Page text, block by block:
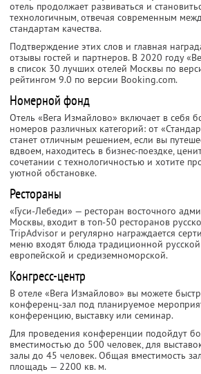
отель продолжает развиваться и
технологичным, отвечая современным
стандартам качества.
Подтверждение этих слов и главная
отзывы гостей и партнеров. В 2020 году
в список 30 лучших отелей Москвы по
рейтингом 9.0 по версии Booking.com.
Номерной фонд
Отель «Вега Измайлово» включает в себя
номеров различных категорий: от
станет отличным решением, если вы
вдвоем, находитесь в бизнес-поездке,
сочетании с технологичностью и хотите
уютной обстановке.
Рестораны
«Гуси-Лебеди» — ресторан восточного
Москвы, входит в топ-50 ресторанов
TripAdvisor и регулярно награждается
меню входят блюда традиционной
европейской и средиземноморской.
Конгресс-центр
В отеле «Вега Измайлово» вы можете
конференц-зал под планируемое
конференцию, выставку или семинар.
Для проведения конференции подойдут
вместимостью до 500 человек, для
залы до 45 человек. Общая вместимость
площадь — 2200 кв. м.